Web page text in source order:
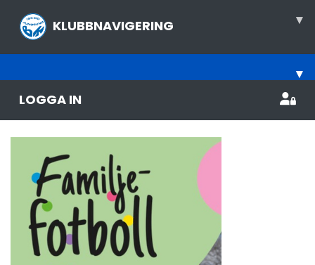
KLUBBNAVIGERING ▾
▾
LOGGA IN